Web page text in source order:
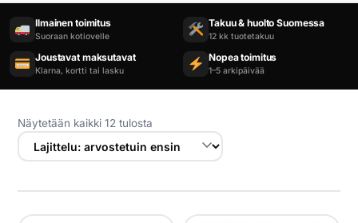
Ajoneuvot
Varaosat
Lisävarusteet
Huoltopalvelu
Yrityksille
Ilmainen toimitus
Suoraan kotiovelle
Takuu & huolto Suomessa
12 kk tuotetakuu
Joustavat maksutavat
Klarna, kortti tai lasku
Nopea toimitus
1–5 arkipäivää
Näytetään kaikki 12 tulosta